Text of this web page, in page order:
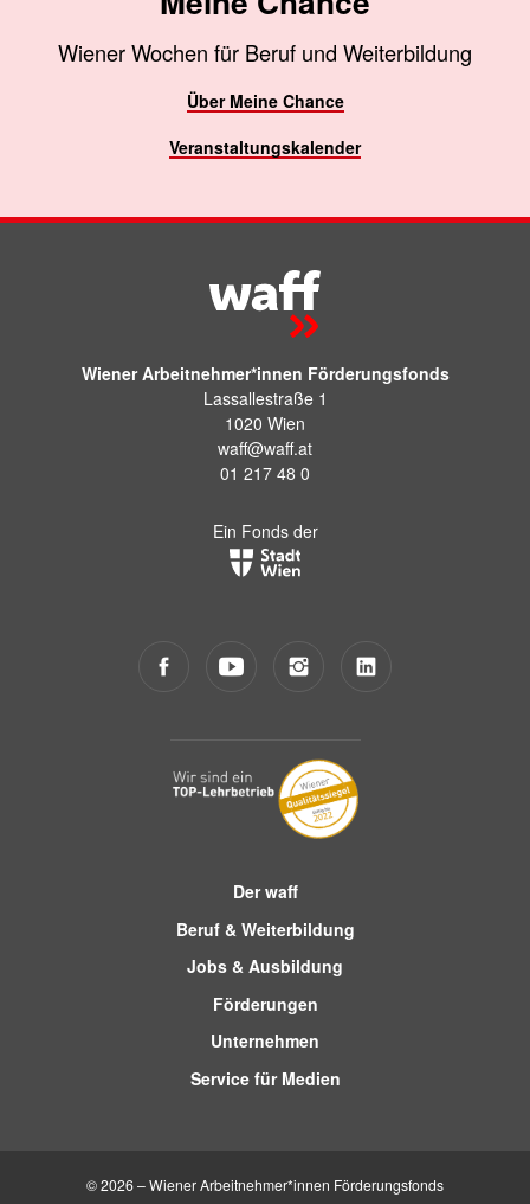
Wiener Wochen für Beruf und Weiterbildung
Über Meine Chance
Veranstaltungskalender
Wiener Arbeitnehmer*innen Förderungsfonds
Lassallestraße 1
1020 Wien
waff@waff.at
01 217 48 0
Ein Fonds der
Der waff
Beruf & Weiterbildung
Jobs & Ausbildung
Förderungen
Unternehmen
Service für Medien
© 2026 – Wiener Arbeitnehmer*innen Förderungsfonds